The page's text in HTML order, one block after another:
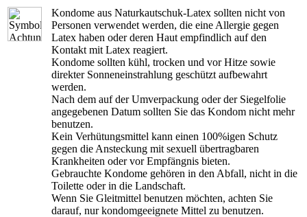
Kondome aus Naturkautschuk-Latex sollten nicht von
Personen verwendet werden, die eine Allergie gegen
Latex haben oder deren Haut empfindlich auf den
Kontakt mit Latex reagiert.
Kondome sollten kühl, trocken und vor Hitze sowie
direkter Sonneneinstrahlung geschützt aufbewahrt
werden.
Nach dem auf der Umverpackung oder der Siegelfolie
angegebenen Datum sollten Sie das Kondom nicht mehr
benutzen.
Kein Verhütungsmittel kann einen 100%igen Schutz
gegen die Ansteckung mit sexuell übertragbaren
Krankheiten oder vor Empfängnis bieten.
Gebrauchte Kondome gehören in den Abfall, nicht in die
Toilette oder in die Landschaft.
Wenn Sie Gleitmittel benutzen möchten, achten Sie
darauf, nur kondomgeeignete Mittel zu benutzen.